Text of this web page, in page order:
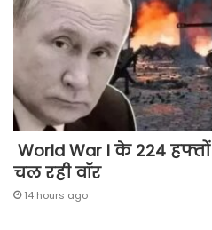
World War I के 224
चल रही वॉर
14 hours ago